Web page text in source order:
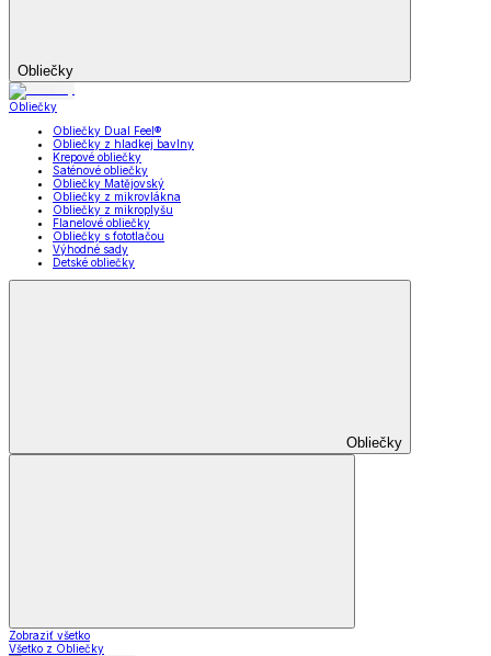
Obliečky
Obliečky
Obliečky Dual Feel®
Obliečky z hladkej bavlny
Krepové obliečky
Saténové obliečky
Obliečky Matějovský
Obliečky z mikrovlákna
Obliečky z mikroplyšu
Flanelové obliečky
Obliečky s fototlačou
Výhodné sady
Detské obliečky
Obliečky
Zobraziť všetko
Všetko z Obliečky